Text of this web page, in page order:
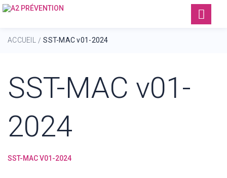
ACCUEIL / SST-MAC v01-2024
SST-MAC v01-
2024
SST-MAC V01-2024